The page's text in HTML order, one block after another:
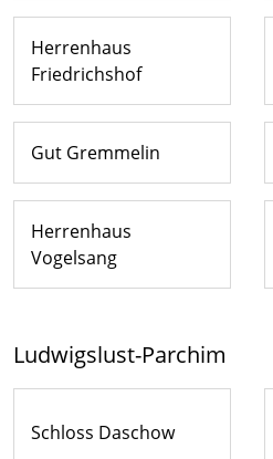
Herrenhaus
Friedrichshof
Gut Gremmelin
Herrenhaus
Vogelsang
Ludwigslust-Parchim
Schloss Daschow